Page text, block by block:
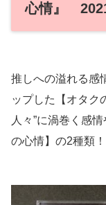
心情』
推しへの溢れる感
ップした【オタク
人々”に渦巻く感
の心情】の2種類！